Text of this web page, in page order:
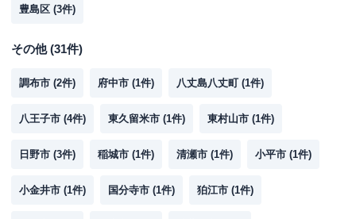
豊島区 (3件)
その他(31件)
調布市 (2件) 府中市 (1件) 八丈島八丈町 (1件)
八王子市 (4件) 東久留米市 (1件) 東村山市 (1件)
日野市 (3件) 稲城市 (1件) 清瀬市 (1件) 小平市 (1件)
小金井市 (1件) 国分寺市 (1件) 狛江市 (1件)